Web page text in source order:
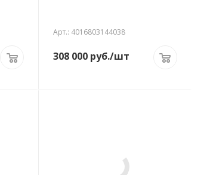
Арт.: 4016803144038
308 000 руб./шт